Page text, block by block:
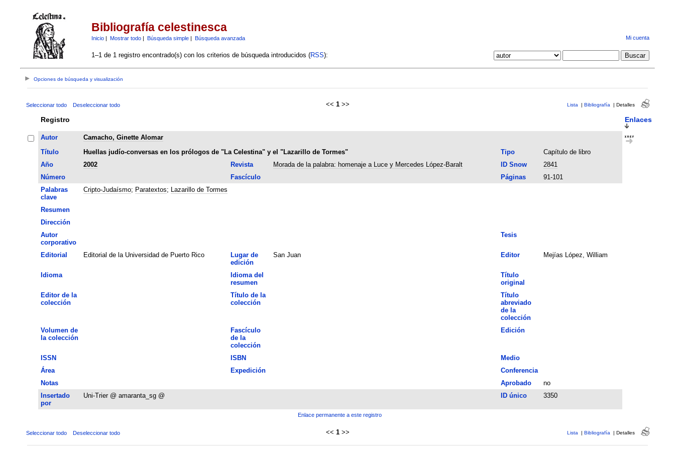
Bibliografía celestinesca
Inicio| Mostrar todo| Búsqueda simple| Búsqueda avanzada Mi cuenta
1–1 de 1 registro encontrado(s) con los criterios de búsqueda introducidos (RSS):
Opciones de búsqueda y visualización
Seleccionar todo Deseleccionar todo << 1 >> Lista | Bibliografía | Detalles
Registro Enlaces
Autor
Camacho, Ginette Alomar
Título
Huellas judío-conversas en los prólogos de "La Celestina" y el "Lazarillo de Tormes" Tipo
Capítulo de libro
Año
2002 Revista Morada de la palabra: homenaje a Luce y Mercedes López-Baralt ID Snow
2841
Número
Fascículo Páginas
91-101
Palabras
clave
Cripto-Judaísmo; Paratextos; Lazarillo de Tormes
Resumen
Dirección
Autor
corporativo
Tesis
Editorial Editorial de la Universidad de Puerto Rico
Lugar de
edición
San Juan Editor Mejías López, William
Idioma
Idioma del
resumen
Título
original
Editor de la
colección
Título de la
colección
Título
abreviado
de la
colección
Volumen de
la colección
Fascículo
de la
colección
Edición
ISSN ISBN
Medio
Área
Expedición
Conferencia
Notas
Aprobado
no
Insertado
por
Uni-Trier @ amaranta_sg @ ID único 3350
Enlace permanente a este registro
Seleccionar todo Deseleccionar todo << 1 >> Lista | Bibliografía | Detalles